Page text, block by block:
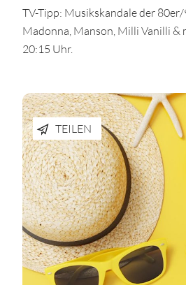
TV-Tipp: Musikskandale der 80er/
Madonna, Manson, Milli Vanilli &
20:15 Uhr.
TEILEN